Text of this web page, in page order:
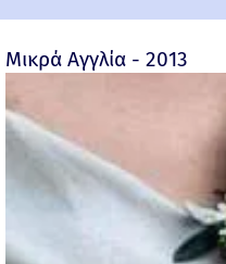
Μικρά Αγγλία - 2013